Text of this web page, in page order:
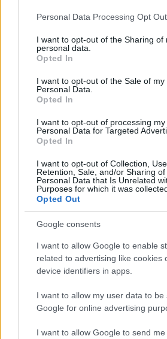
Please note that this website/app uses
not limited to your visit or usage
grant or deny consent to Google and
use your data for below specified
consent section.
Personal Data Processing Opt
I want to opt-out of the Sharing of
personal data.
Opted In
I want to opt-out of the Sale of my
Personal Data.
Opted In
I want to opt-out of processing my
Personal Data for Targeted
Opted In
I want to opt-out of Collection, Use,
Retention, Sale, and/or Sharing of
Personal Data that Is Unrelated
Purposes for which it was
Opted Out
Google consents
I want to allow Google to enable
related to advertising like cookies
device identifiers in apps.
I want to allow my user data to be
Google for online advertising
I want to allow Google to send me
dei match secco, le Finals della
preannunciano come uno dei
stagione esports italiana, un
gaming e nuove generazioni.
AUTORE
Francesca
tecnici dal primo box di un
da allora firma
redazione sostiene un
cronaca' e conserva i